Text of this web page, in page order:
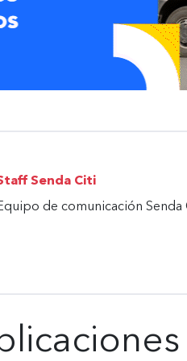
Senda Citi
de comunicación Senda